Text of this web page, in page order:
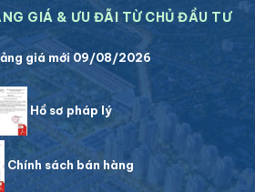
GIÁ & ƯU ĐÃI TỪ CHỦ ĐẦU TƯ
giá mới 09/08/2026
Hồ sơ pháp lý
Chính sách bán hàng